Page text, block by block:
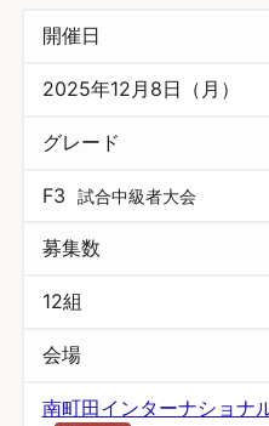
開催日
2025年12月8日（月）
グレード
F3 試合中級者大会
募集数
12組
会場
南町田インターナショナ